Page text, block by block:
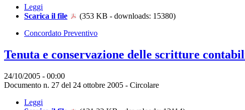
Leggi
Scarica il file
(353 KB - downloads: 15380)
Concordato Preventivo
Tenuta e conservazione delle scritture
24/10/2005 - 00:00
Documento n. 27 del 24 ottobre 2005 - Circolare
Leggi